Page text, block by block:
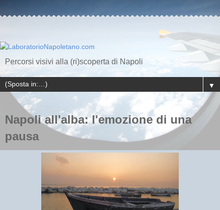
Percorsi visivi alla (ri)scoperta di Napoli
▼
Napoli all'alba: l'emozione di una
pausa